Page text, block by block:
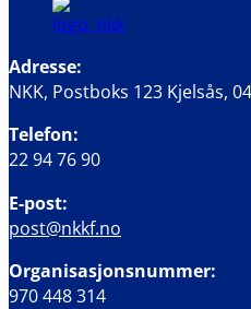
Adresse:
NKK, Postboks 123 Kjelsås,
Telefon:
22 94 76 90
E-post:
post@nkkf.no
Organisasjonsnummer:
970 448 314